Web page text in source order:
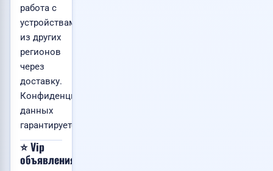
работа с
устройствами
из других
регионов
через
доставку.
Конфиденциальность
данных
гарантируется.
⭐ Vip
объявления
VIP
1
VIP
1
VIP
1